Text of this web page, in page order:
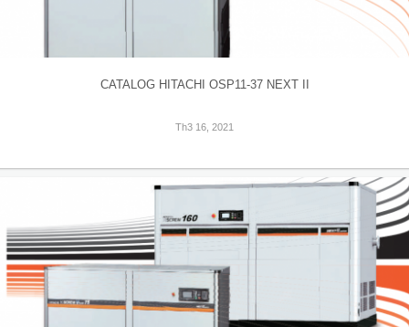
CATALOG HITACHI OSP11-37 NEXT II
Th3 16, 2021